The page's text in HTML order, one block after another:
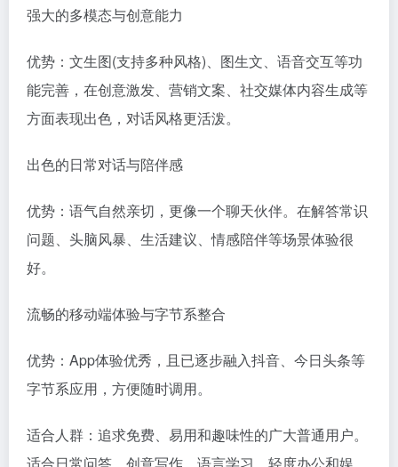
强大的多模态与创意能力
优势：文生图(支持多种风格)、图生文、语音交互等功
能完善，在创意激发、营销文案、社交媒体内容生成等
方面表现出色，对话风格更活泼。
出色的日常对话与陪伴感
优势：语气自然亲切，更像一个聊天伙伴。在解答常识
问题、头脑风暴、生活建议、情感陪伴等场景体验很
好。
流畅的移动端体验与字节系整合
优势：App体验优秀，且已逐步融入抖音、今日头条等
字节系应用，方便随时调用。
适合人群：追求免费、易用和趣味性的广大普通用户。
适合日常问答、创意写作、语言学习、轻度办公和娱